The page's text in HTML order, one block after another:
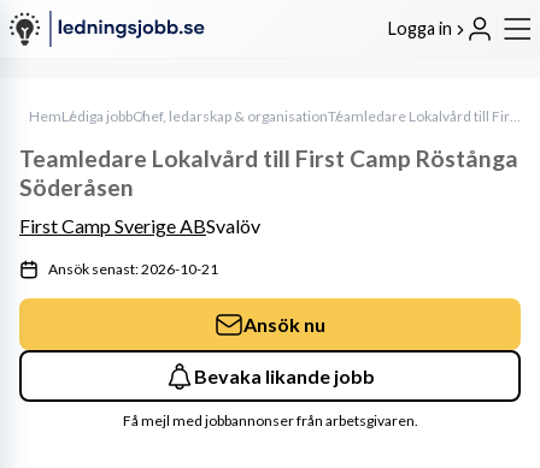
Logga in
HemLediga jobbChef, ledarskap & organisation Teamledare Lokalvård till First Camp Röstånga Söderåsen
Teamledare Lokalvård till First Camp Röstånga
Söderåsen
First Camp Sverige ABSvalöv
Ansök senast: 2026-10-21
Ansök nu
Bevaka likande jobb
Få mejl med jobbannonser från arbetsgivaren.